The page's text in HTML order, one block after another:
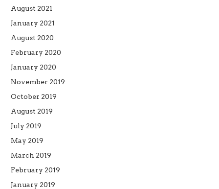
August 2021
January 2021
August 2020
February 2020
January 2020
November 2019
October 2019
August 2019
July 2019
May 2019
March 2019
February 2019
January 2019